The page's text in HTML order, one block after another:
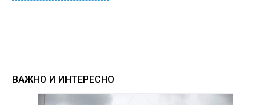
ВАЖНО И ИНТЕРЕСНО